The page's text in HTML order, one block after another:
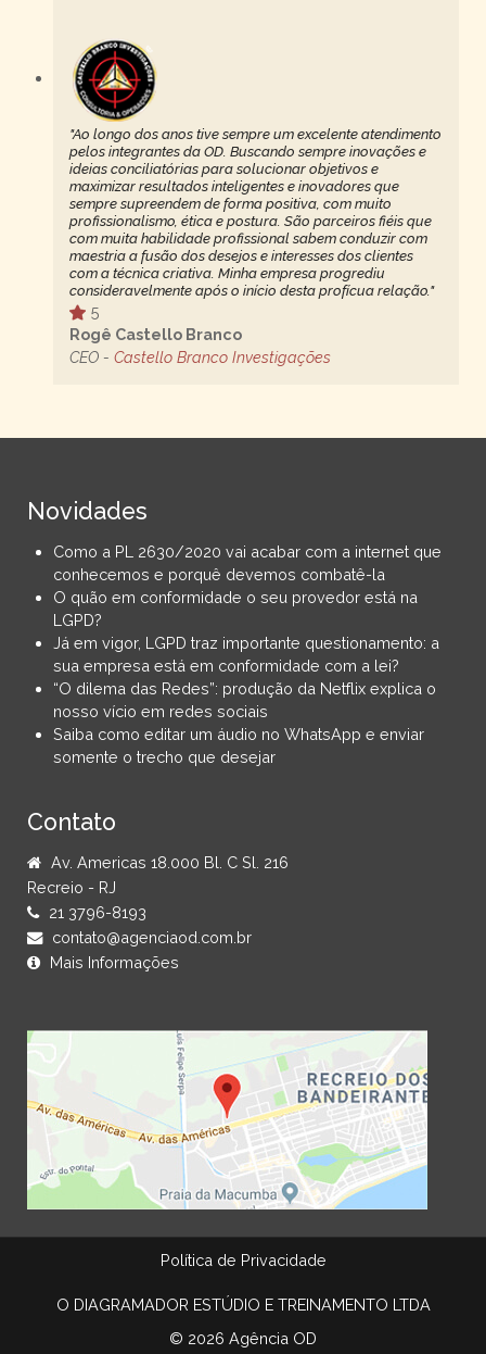
"Ao longo dos anos tive sempre um excelente atendimento
pelos integrantes da OD. Buscando sempre inovações e
ideias conciliatórias para solucionar objetivos e
maximizar resultados inteligentes e inovadores que
sempre supreendem de forma positiva, com muito
profissionalismo, ética e postura. São parceiros fiéis que
com muita habilidade profissional sabem conduzir com
maestria a fusão dos desejos e interesses dos clientes
com a técnica criativa. Minha empresa progrediu
consideravelmente após o início desta profícua relação."
5
Rogê Castello Branco
CEO - Castello Branco Investigações
Novidades
Como a PL 2630/2020 vai acabar com a internet que
conhecemos e porquê devemos combatê-la
O quão em conformidade o seu provedor está na
LGPD?
Já em vigor, LGPD traz importante questionamento: a
sua empresa está em conformidade com a lei?
“O dilema das Redes”: produção da Netflix explica o
nosso vício em redes sociais
Saiba como editar um áudio no WhatsApp e enviar
somente o trecho que desejar
Contato
Av. Americas 18.000 Bl. C Sl. 216
Recreio - RJ
21 3796-8193
contato@agenciaod.com.br
Mais Informações
Política de Privacidade
O DIAGRAMADOR ESTÚDIO E TREINAMENTO LTDA
© 2026 Agência OD